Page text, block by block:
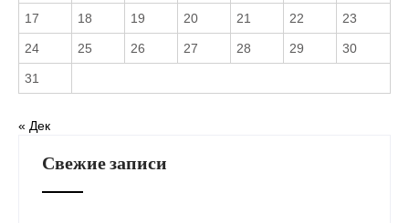
17 18 19 20 21 22 23
24 25 26 27 28 29 30
31
« Дек
Свежие записи